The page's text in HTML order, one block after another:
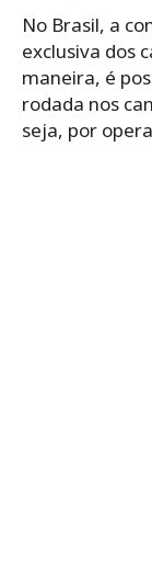
No Brasil, a
exclusiva dos
maneira, é
rodada nos
seja, por